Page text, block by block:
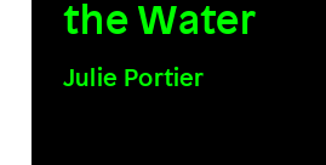
the Water
Julie Portier